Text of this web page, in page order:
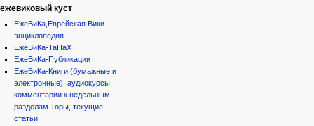
ежевиковый куст
ЕжеВиКа,Еврейская Вики-
энциклопедия
ЕжеВиКа-ТаНаХ
ЕжеВиКа-Публикации
ЕжеВиКа-Книги (бумажные и
электронные), аудиокурсы,
комментарии к недельным
разделам Торы, текущие
статьи